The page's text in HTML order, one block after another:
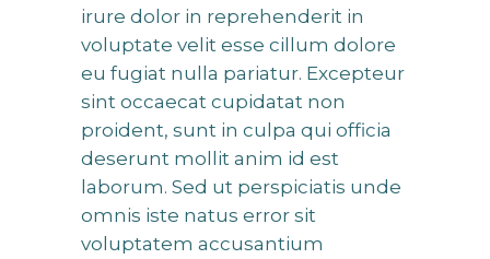
irure dolor in reprehenderit in
voluptate velit esse cillum dolore
eu fugiat nulla pariatur. Excepteur
sint occaecat cupidatat non
proident, sunt in culpa qui officia
deserunt mollit anim id est
laborum. Sed ut perspiciatis unde
omnis iste natus error sit
voluptatem accusantium